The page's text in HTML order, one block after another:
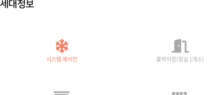
세대정보
시스템 에어컨 붙박이장(침실 1개소)